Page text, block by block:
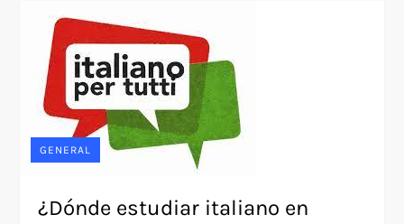
GENERAL
¿Dónde estudiar italiano en